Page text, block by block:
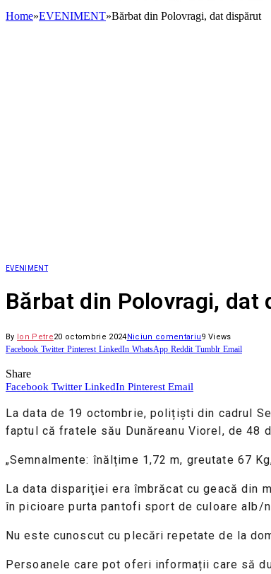
Home»EVENIMENT»Bărbat din Polovragi, dat dispărut
EVENIMENT
Bărbat din Polovragi, dat
By Ion Petre20 octombrie 2024Niciun comentariu9 Views
Facebook Twitter Pinterest LinkedIn WhatsApp Reddit Tumblr Email
Share
Facebook Twitter LinkedIn Pinterest Email
La data de 19 octombrie, polițiști din cadrul
faptul că fratele său Dunăreanu Viorel, de 48
„Semnalmente: înălțime 1,72 m, greutate 67
La data dispariţiei era îmbrăcat cu geacă din
în picioare purta pantofi sport de culoare alb/
Nu este cunoscut cu plecări repetate de la
Persoanele care pot oferi informații care să